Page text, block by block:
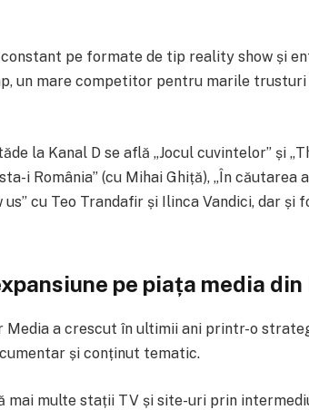
pe formate de tip reality show și
un mare competitor pentru marile trusturi
la Kanal D se află „Jocul cuvintelor” și
i România” (cu Mihai Ghiță), „În
us” cu Teo Trandafir și Ilinca Vandici, dar
pe piața media din
Media a crescut în ultimii ani printr-o
și conținut tematic.
mai multe stații TV și site-uri prin